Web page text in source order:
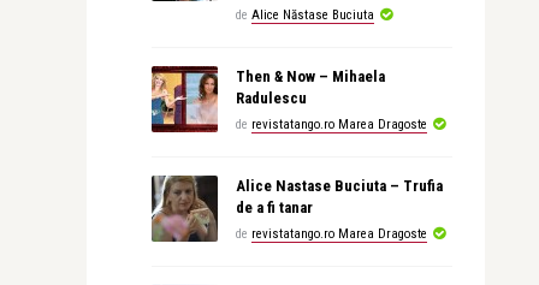
de Alice Năstase Buciuta
Then & Now – Mihaela
Radulescu
de revistatango.ro Marea Dragoste
Alice Nastase Buciuta – Trufia
de a fi tanar
de revistatango.ro Marea Dragoste